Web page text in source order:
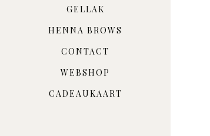
GELLAK
HENNA BROWS
CONTACT
WEBSHOP
CADEAUKAART